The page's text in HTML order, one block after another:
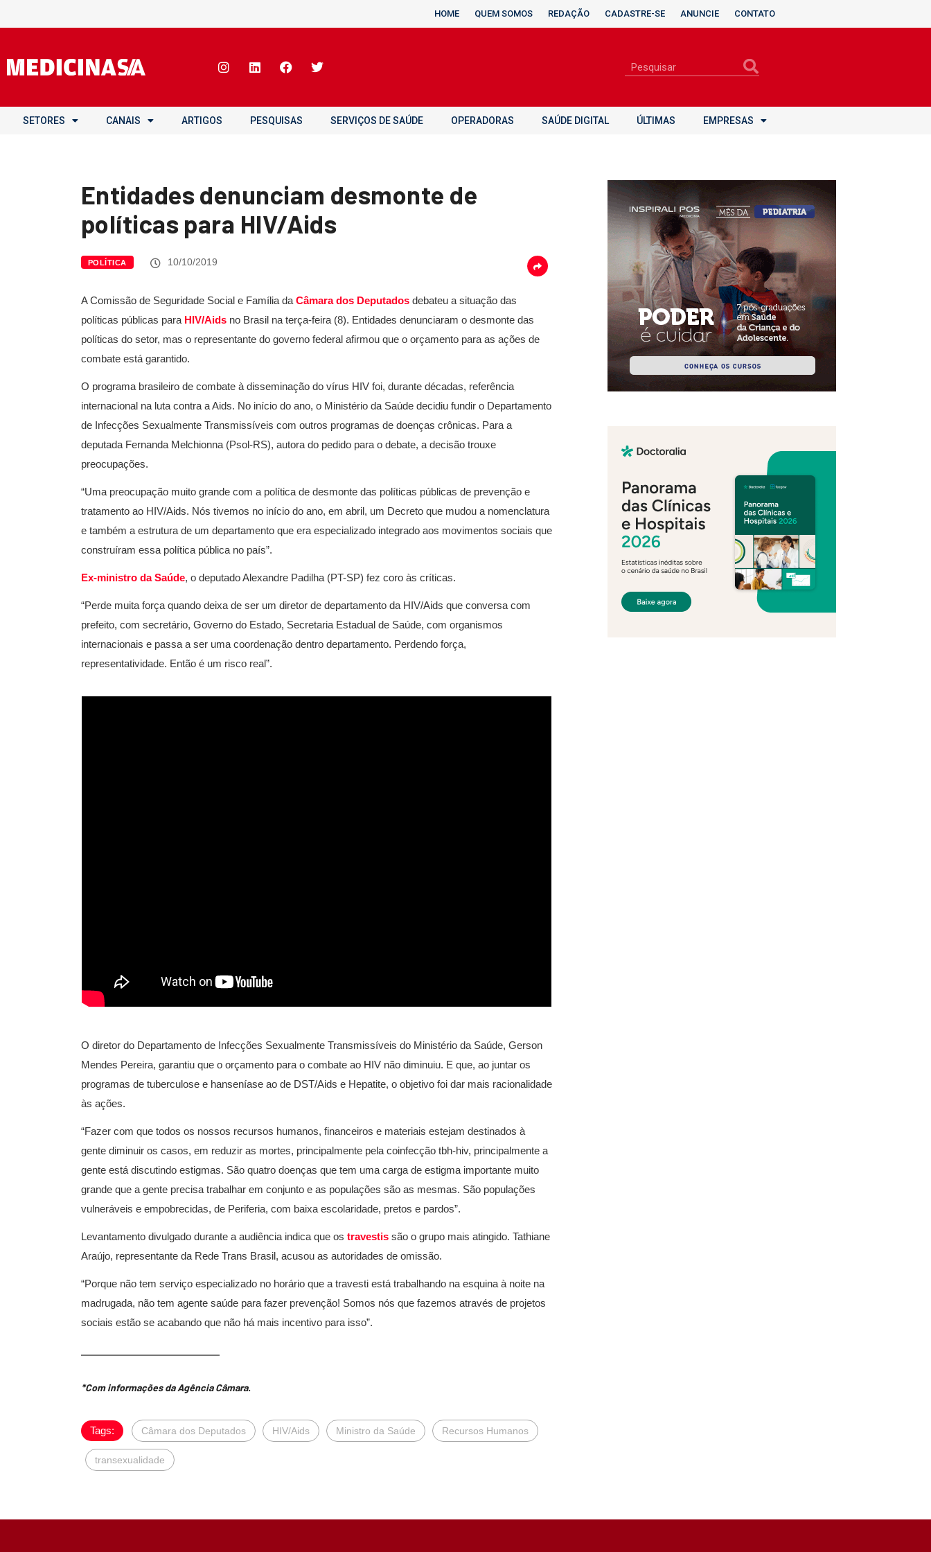
HOME QUEM SOMOS REDAÇÃO CADASTRE-SE ANUNCIE CONTATO
SETORES CANAIS ARTIGOS PESQUISAS SERVIÇOS DE SAÚDE OPERADORAS SAÚDE DIGITAL ÚLTIMAS EMPRESAS
Entidades denunciam desmonte de
políticas para HIV/Aids
POLÍTICA 10/10/2019
A Comissão de Seguridade Social e Família da Câmara dos Deputados debateu a situação das
políticas públicas para HIV/Aids no Brasil na terça-feira (8). Entidades denunciaram o desmonte das
políticas do setor, mas o representante do governo federal afirmou que o orçamento para as ações de
combate está garantido.
O programa brasileiro de combate à disseminação do vírus HIV foi, durante décadas, referência
internacional na luta contra a Aids. No início do ano, o Ministério da Saúde decidiu fundir o Departamento
de Infecções Sexualmente Transmissíveis com outros programas de doenças crônicas. Para a
deputada Fernanda Melchionna (Psol-RS), autora do pedido para o debate, a decisão trouxe
preocupações.
“Uma preocupação muito grande com a política de desmonte das políticas públicas de prevenção e
tratamento ao HIV/Aids. Nós tivemos no início do ano, em abril, um Decreto que mudou a nomenclatura
e também a estrutura de um departamento que era especializado integrado aos movimentos sociais que
construíram essa política pública no país”.
Ex-ministro da Saúde, o deputado Alexandre Padilha (PT-SP) fez coro às críticas.
“Perde muita força quando deixa de ser um diretor de departamento da HIV/Aids que conversa com
prefeito, com secretário, Governo do Estado, Secretaria Estadual de Saúde, com organismos
internacionais e passa a ser uma coordenação dentro departamento. Perdendo força,
representatividade. Então é um risco real”.
O diretor do Departamento de Infecções Sexualmente Transmissíveis do Ministério da Saúde, Gerson
Mendes Pereira, garantiu que o orçamento para o combate ao HIV não diminuiu. E que, ao juntar os
programas de tuberculose e hanseníase ao de DST/Aids e Hepatite, o objetivo foi dar mais racionalidade
às ações.
“Fazer com que todos os nossos recursos humanos, financeiros e materiais estejam destinados à
gente diminuir os casos, em reduzir as mortes, principalmente pela coinfecção tbh-hiv, principalmente a
gente está discutindo estigmas. São quatro doenças que tem uma carga de estigma importante muito
grande que a gente precisa trabalhar em conjunto e as populações são as mesmas. São populações
vulneráveis e empobrecidas, de Periferia, com baixa escolaridade, pretos e pardos”.
Levantamento divulgado durante a audiência indica que os travestis são o grupo mais atingido. Tathiane
Araújo, representante da Rede Trans Brasil, acusou as autoridades de omissão.
“Porque não tem serviço especializado no horário que a travesti está trabalhando na esquina à noite na
madrugada, não tem agente saúde para fazer prevenção! Somos nós que fazemos através de projetos
sociais estão se acabando que não há mais incentivo para isso”.
*Com informações da Agência Câmara.
Tags: Câmara dos Deputados HIV/Aids Ministro da Saúde Recursos Humanos
transexualidade